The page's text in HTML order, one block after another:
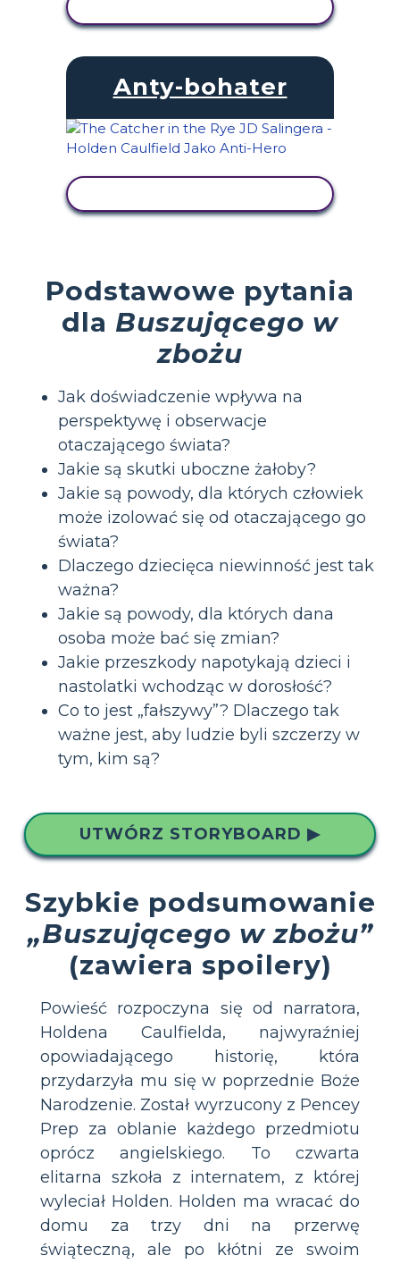
Anty-bohater
Podstawowe pytania
dla Buszującego w
zbożu
Jak doświadczenie wpływa na
perspektywę i obserwacje
otaczającego świata?
Jakie są skutki uboczne żałoby?
Jakie są powody, dla których człowiek
może izolować się od otaczającego go
świata?
Dlaczego dziecięca niewinność jest tak
ważna?
Jakie są powody, dla których dana
osoba może bać się zmian?
Jakie przeszkody napotykają dzieci i
nastolatki wchodząc w dorosłość?
Co to jest „fałszywy”? Dlaczego tak
ważne jest, aby ludzie byli szczerzy w
tym, kim są?
UTWÓRZ STORYBOARD ▶
Szybkie podsumowanie
„Buszującego w zbożu”
(zawiera spoilery)
Powieść rozpoczyna się od narratora,
Holdena Caulfielda, najwyraźniej
opowiadającego historię, która
przydarzyła mu się w poprzednie Boże
Narodzenie. Został wyrzucony z Pencey
Prep za oblanie każdego przedmiotu
oprócz angielskiego. To czwarta
elitarna szkoła z internatem, z której
wyleciał Holden. Holden ma wracać do
domu za trzy dni na przerwę
świąteczną, ale po kłótni ze swoim